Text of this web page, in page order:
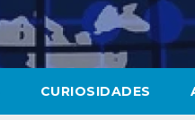
CURIOSIDADES